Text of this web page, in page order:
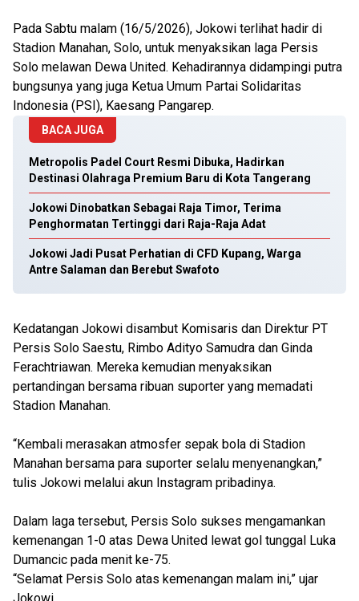
Pada Sabtu malam (16/5/2026), Jokowi terlihat hadir di
Stadion Manahan, Solo, untuk menyaksikan laga Persis
Solo melawan Dewa United. Kehadirannya didampingi putra
bungsunya yang juga Ketua Umum Partai Solidaritas
Indonesia (PSI), Kaesang Pangarep.
BACA JUGA
Metropolis Padel Court Resmi Dibuka, Hadirkan
Destinasi Olahraga Premium Baru di Kota Tangerang
Jokowi Dinobatkan Sebagai Raja Timor, Terima
Penghormatan Tertinggi dari Raja-Raja Adat
Jokowi Jadi Pusat Perhatian di CFD Kupang, Warga
Antre Salaman dan Berebut Swafoto
Kedatangan Jokowi disambut Komisaris dan Direktur PT
Persis Solo Saestu, Rimbo Adityo Samudra dan Ginda
Ferachtriawan. Mereka kemudian menyaksikan
pertandingan bersama ribuan suporter yang memadati
Stadion Manahan.
“Kembali merasakan atmosfer sepak bola di Stadion
Manahan bersama para suporter selalu menyenangkan,”
tulis Jokowi melalui akun Instagram pribadinya.
Dalam laga tersebut, Persis Solo sukses mengamankan
kemenangan 1-0 atas Dewa United lewat gol tunggal Luka
Dumancic pada menit ke-75.
“Selamat Persis Solo atas kemenangan malam ini,” ujar